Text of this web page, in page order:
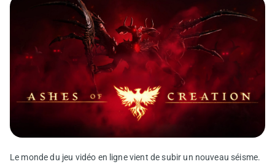
Le monde du jeu vidéo en ligne vient de subir un nouveau séisme.